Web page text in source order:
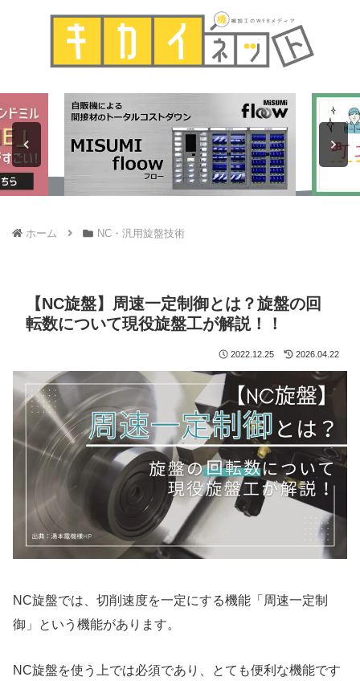
ホーム NC・汎用旋盤技術
【NC旋盤】周速一定制御とは？旋盤の回
転数について現役旋盤工が解説！！
2022.12.25 2026.04.22
NC旋盤では、切削速度を一定にする機能「周速一定制
御」という機能があります。
NC旋盤を使う上では必須であり、とても便利な機能です